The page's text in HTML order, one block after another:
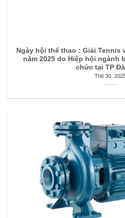
Ngày hội thể thao : Giải Tennis
năm 2025 do Hiệp hội ngành
chức tại TP
Th6 30,